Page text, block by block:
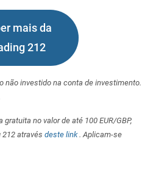
mais da
212
não investido na conta de investimento.
no valor de até 100 EUR/GBP,
212 através deste link . Aplicam-se